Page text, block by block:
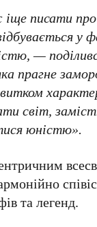
писати
у
—
прагне
світ,
юністю».
та легенд.